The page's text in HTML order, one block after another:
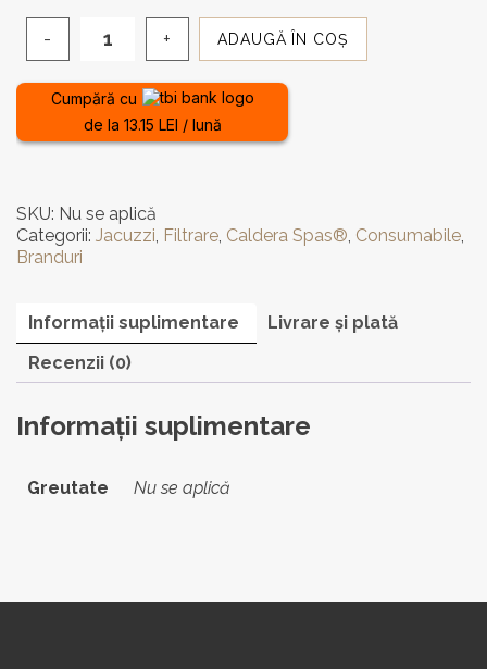
la
343,00 lei
Cantitate
pentru
cu
ADAUGĂ ÎN COȘ
Cumpără cu
de la 13.15 LEI / lună
SKU: Nu se aplică
Categorii: Jacuzzi Filtrare Caldera Spas® Consumabile
Branduri
Informații suplimentare
Livrare și plată
Recenzii (0)
Informații suplimentare
Greutate Nu se aplică